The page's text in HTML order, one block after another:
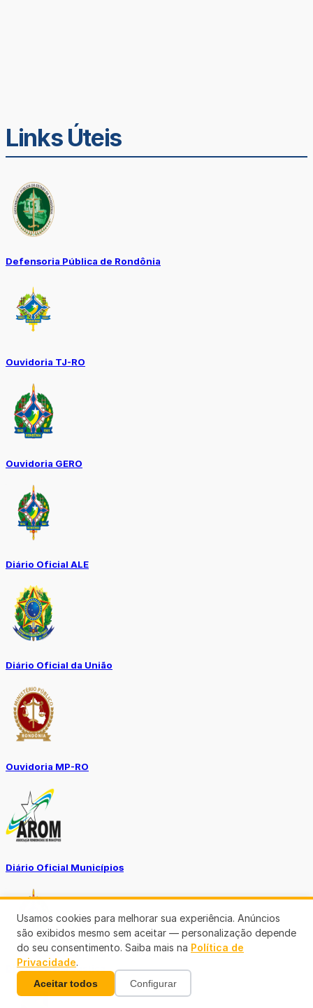
Links Úteis
Defensoria Pública de Rondônia
Ouvidoria TJ-RO
Ouvidoria GERO
Diário Oficial ALE
Diário Oficial da União
Ouvidoria MP-RO
Diário Oficial Municípios
Diario Oficial Justiça
Usamos cookies para melhorar sua experiência. Anúncios
são exibidos mesmo sem aceitar — personalização depende
do seu consentimento. Saiba mais na Política de
Privacidade.
Aceitar todos Configurar